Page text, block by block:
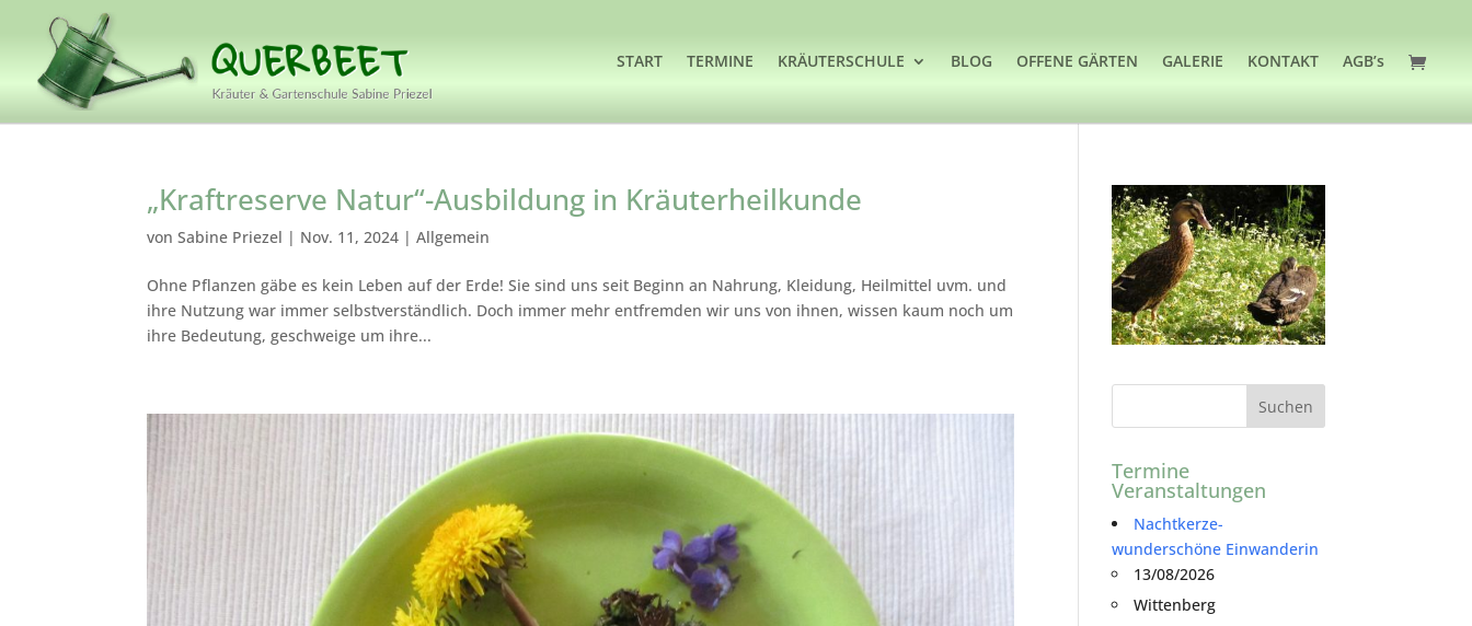
START TERMINE KRÄUTERSCHULE BLOG OFFENE GÄRTEN GALERIE KONTAKT AGB’s
„Kraftreserve Natur“-Ausbildung in Kräuterheilkunde
vonSabine Priezel | Nov. 11, 2024 |Allgemein
Ohne Pflanzen gäbe es kein Leben auf der Erde! Sie sind uns seit Beginn an Nahrung, Kleidung, Heilmittel uvm. und
ihre Nutzung war immer selbstverständlich. Doch immer mehr entfremden wir uns von ihnen, wissen kaum noch um
ihre Bedeutung, geschweige um ihre...
Termine
Veranstaltungen
Nachtkerze-
wunderschöne Einwanderin
13/08/2026
Wittenberg